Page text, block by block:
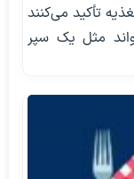
تأکید می‌کنند
مثل یک سپر